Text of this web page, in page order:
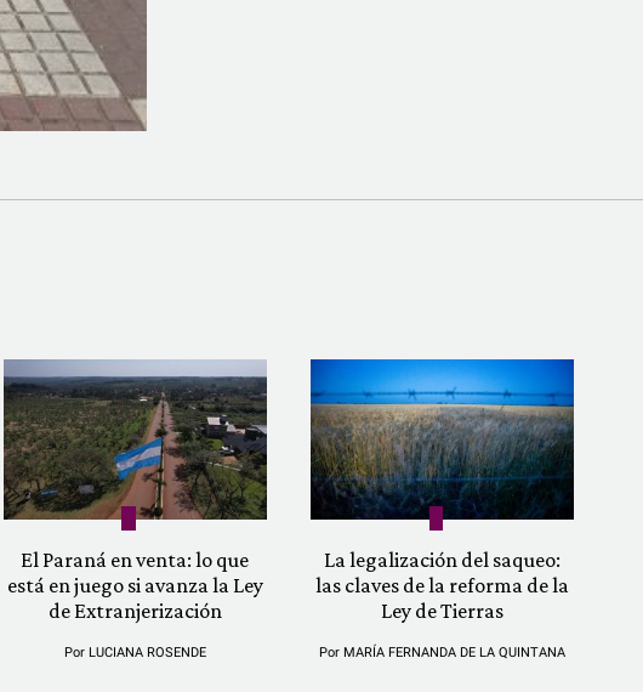
El Paraná en venta: lo que
está en juego si avanza la Ley
de Extranjerización
Por LUCIANA ROSENDE
La legalización del saqueo:
las claves de la reforma de la
Ley de Tierras
Por MARÍA FERNANDA DE LA QUINTANA